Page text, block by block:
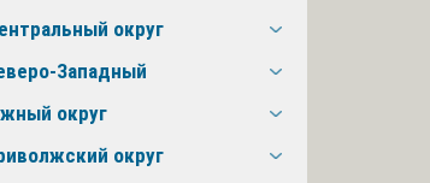
округ
Западный
округ
округ